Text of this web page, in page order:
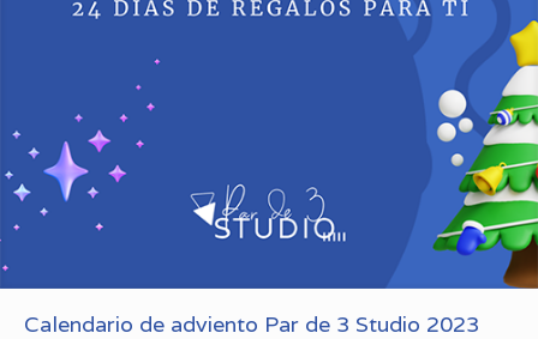
Calendario de adviento Par de 3 Studio 2023